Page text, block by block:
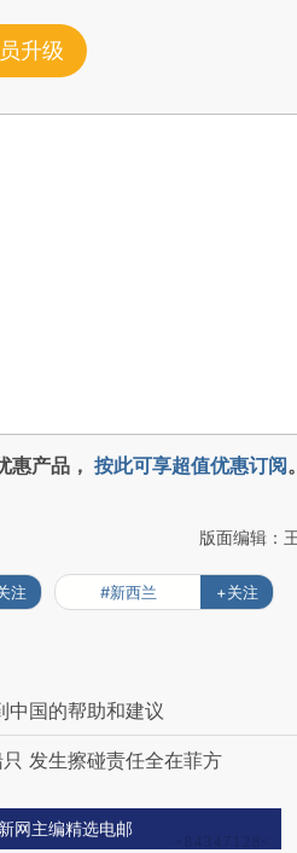
升级
惠产品， 按此可享超值优惠订阅
版面编辑：
注 #新西兰 +关注
中国的帮助和建议
发生擦碰责任全在菲方
网主编精选电邮